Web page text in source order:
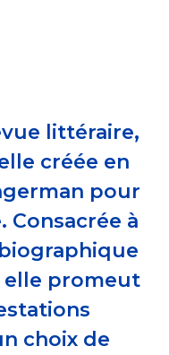
littéraire,
créée en
pour
Consacrée à
promeut
choix de